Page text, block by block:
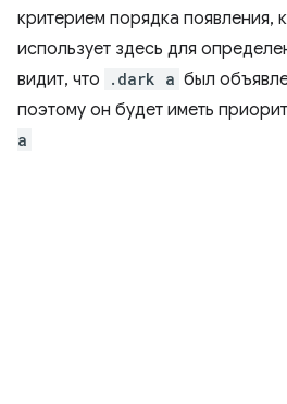
критерием порядка появления,
использует здесь для
видит, что
.dark a был
поэтому он будет иметь
a